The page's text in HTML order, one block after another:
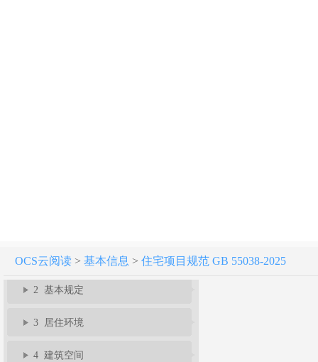
OCS云阅读> 基本信息 > 住宅项目规范 GB 55038-2025
1 总则
2 基本规定
3 居住环境
4 建筑空间